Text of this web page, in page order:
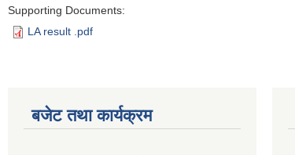
Supporting Documents:
LA result .pdf
बजेट तथा कार्यक्रम